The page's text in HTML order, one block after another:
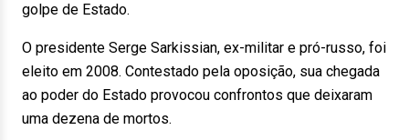
golpe de Estado.
O presidente Serge Sarkissian, ex-militar e pró-russo, foi
eleito em 2008. Contestado pela oposição, sua chegada
ao poder do Estado provocou confrontos que deixaram
uma dezena de mortos.